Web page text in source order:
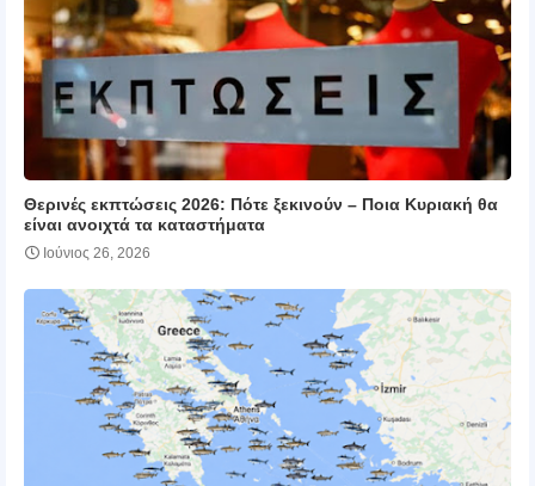
Θερινές εκπτώσεις 2026: Πότε ξεκινούν – Ποια Κυριακή θα
είναι ανοιχτά τα καταστήματα
Ιούνιος 26, 2026